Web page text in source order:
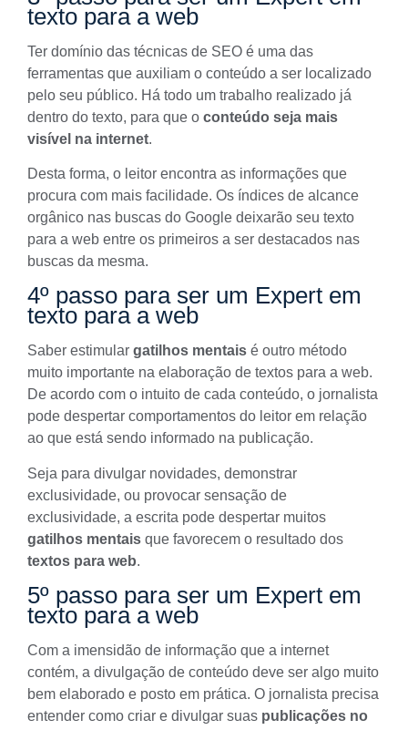
texto para a web
Ter domínio das técnicas de SEO é uma das
ferramentas que auxiliam o conteúdo a ser localizado
pelo seu público. Há todo um trabalho realizado já
dentro do texto, para que o conteúdo seja mais
visível na internet.
Desta forma, o leitor encontra as informações que
procura com mais facilidade. Os índices de alcance
orgânico nas buscas do Google deixarão seu texto
para a web entre os primeiros a ser destacados nas
buscas da mesma.
4º passo para ser um Expert em
texto para a web
Saber estimular gatilhos mentais é outro método
muito importante na elaboração de textos para a web.
De acordo com o intuito de cada conteúdo, o jornalista
pode despertar comportamentos do leitor em relação
ao que está sendo informado na publicação.
Seja para divulgar novidades, demonstrar
exclusividade, ou provocar sensação de
exclusividade, a escrita pode despertar muitos
gatilhos mentais que favorecem o resultado dos
textos para web.
5º passo para ser um Expert em
texto para a web
Com a imensidão de informação que a internet
contém, a divulgação de conteúdo deve ser algo muito
bem elaborado e posto em prática. O jornalista precisa
entender como criar e divulgar suas publicações no